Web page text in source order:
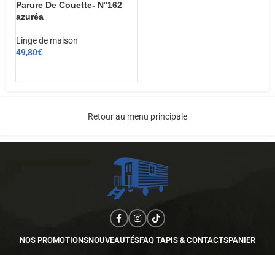
Parure De Couette- N°162
azuréa
Linge de maison
49,80€
Retour au menu principale
NOS PROMOTIONSNOUVEAUTÉSFAQ TAPIS & CONTACTSPANIER